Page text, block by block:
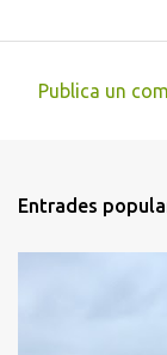
e
n
Publica un
Entrades